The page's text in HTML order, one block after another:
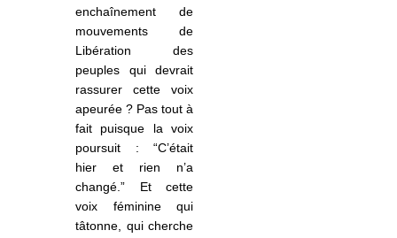
enchaînement de
mouvements de
Libération des
peuples qui devrait
rassurer cette voix
apeurée ? Pas tout à
fait puisque la voix
poursuit : “C’était
hier et rien n’a
changé.” Et cette
voix féminine qui
tâtonne, qui cherche